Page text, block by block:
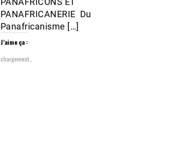
PANAFRICANERIE Du
Panafricanisme […]
J’aime ça :
chargement…